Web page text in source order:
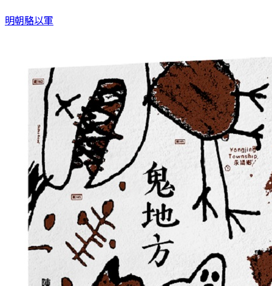
明朝駱以軍